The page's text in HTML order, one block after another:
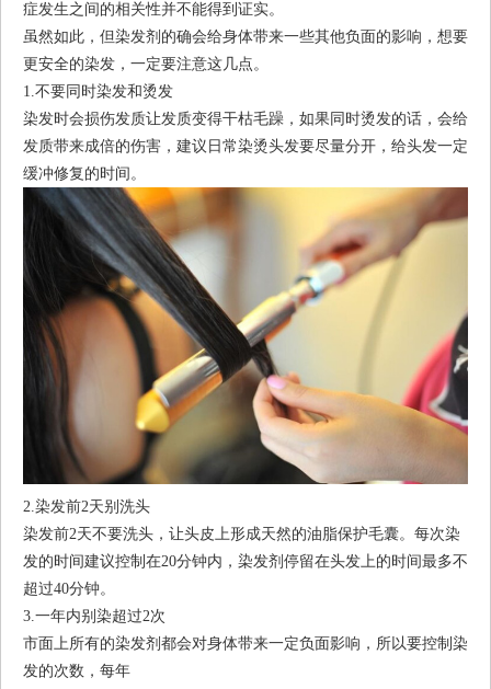
症发生之间的相关性并不能得到证实。
虽然如此，但染发剂的确会给身体带来一些其他负面的影响，想要
更安全的染发，一定要注意这几点。
1.不要同时染发和烫发
染发时会损伤发质让发质变得干枯毛躁，如果同时烫发的话，会给
发质带来成倍的伤害，建议日常染烫头发要尽量分开，给头发一定
缓冲修复的时间。
2.染发前2天别洗头
染发前2天不要洗头，让头皮上形成天然的油脂保护毛囊。每次染
发的时间建议控制在20分钟内，染发剂停留在头发上的时间最多不
超过40分钟。
3.一年内别染超过2次
市面上所有的染发剂都会对身体带来一定负面影响，所以要控制染
发的次数，每年